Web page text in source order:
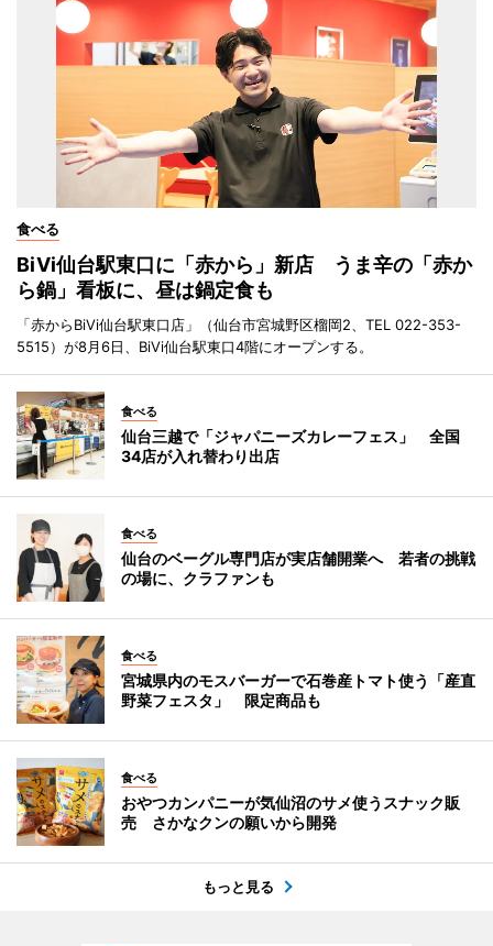
食べる
BiVi仙台駅東口に「赤から」新店 うま辛の「赤か
ら鍋」看板に、昼は鍋定食も
「赤からBiVi仙台駅東口店」（仙台市宮城野区榴岡2、TEL 022-353-
5515）が8月6日、BiVi仙台駅東口4階にオープンする。
食べる
仙台三越で「ジャパニーズカレーフェス」 全国
34店が入れ替わり出店
食べる
仙台のベーグル専門店が実店舗開業へ 若者の挑戦
の場に、クラファンも
食べる
宮城県内のモスバーガーで石巻産トマト使う「産直
野菜フェスタ」 限定商品も
食べる
おやつカンパニーが気仙沼のサメ使うスナック販
売 さかなクンの願いから開発
もっと見る